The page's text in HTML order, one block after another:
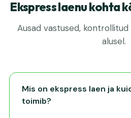
Ekspress laenu kohta
Ausad vastused, kontrollitud
alusel.
Mis on ekspress laen ja
toimib?